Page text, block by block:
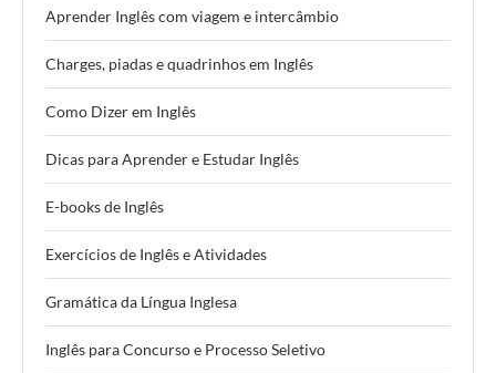
Aprender Inglês com viagem e intercâmbio
Charges, piadas e quadrinhos em Inglês
Como Dizer em Inglês
Dicas para Aprender e Estudar Inglês
E-books de Inglês
Exercícios de Inglês e Atividades
Gramática da Língua Inglesa
Inglês para Concurso e Processo Seletivo